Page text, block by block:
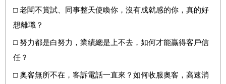
□ 老闆不賞試、同事整天使喚你，沒有成就感的你，真的好
想離職？
□ 努力都是白努力，業績總是上不去，如何才能贏得客戶信
任？
□ 奧客無所不在，客訴電話一直來？如何收服奧客，高速消